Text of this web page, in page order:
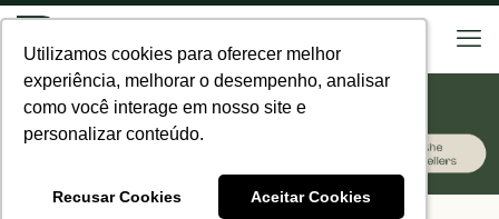
Utilizamos cookies para oferecer melhor
experiência, melhorar o desempenho, analisar
como você interage em nosso site e
personalizar conteúdo.
Recusar Cookies Aceitar Cookies
Utilizamos cookies para oferecer melhor
experiência, melhorar o desempenho, analisar
como você interage em nosso site e
personalizar conteúdo.
Recusar Cookies Aceitar Cookies